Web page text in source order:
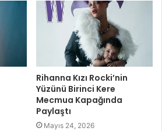
Rihanna Kızı Rocki’nin
Yüzünü Birinci Kere
Mecmua Kapağında
Paylaştı
Mayıs 24, 2026